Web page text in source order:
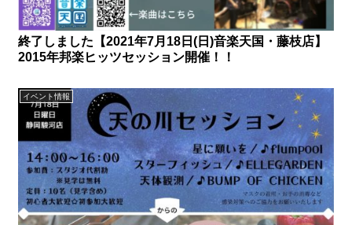
終了しました【2021年7月18日(日)音楽天国・藤枝店】
2015年邦楽ヒッツセッション開催！！
イベント情報